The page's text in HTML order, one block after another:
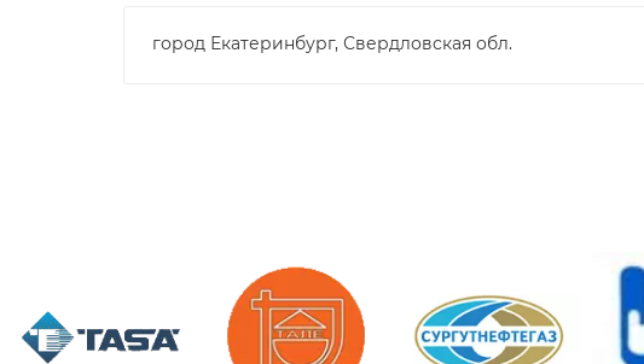
город Екатеринбург, Свердловская обл.